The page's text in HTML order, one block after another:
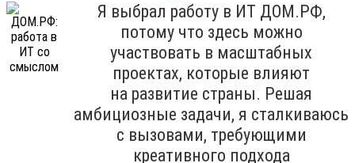
Я выбрал работу в ИТ ДОМ.РФ,
потому что здесь можно
участвовать в масштабных
проектах, которые влияют
на развитие страны. Решая
амбициозные задачи, я сталкиваюсь
с вызовами, требующими
креативного подхода